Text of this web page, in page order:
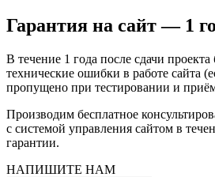
Гарантия на сайт — 1
В течение 1 года после сдачи
технические ошибки в работе сайта
пропущено при тестировании и
Производим бесплатное
с системой управления сайтом в
гарантии.
НАПИШИТЕ НАМ